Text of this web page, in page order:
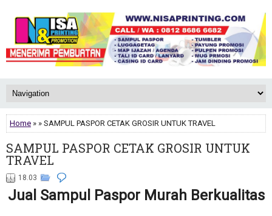
Home » » SAMPUL PASPOR CETAK GROSIR UNTUK TRAVEL
SAMPUL PASPOR CETAK GROSIR UNTUK
TRAVEL
18.03
Jual Sampul Paspor Murah Berkualitas